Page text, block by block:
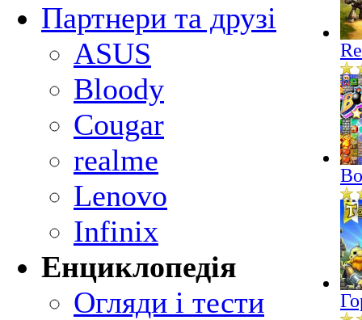
Партнери та друзі
ASUS
Bloody
Cougar
realme
Lenovo
Infinix
Енциклопедія
Огляди і тести